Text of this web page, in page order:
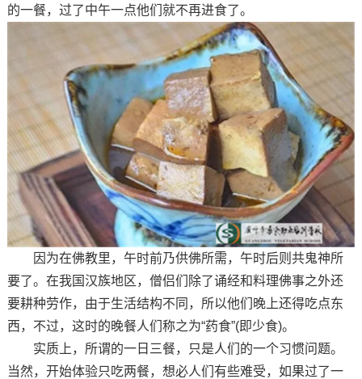
的一餐，过了中午一点他们就不再进食了。
因为在佛教里，午时前乃供佛所需，午时后则共鬼神所
要了。在我国汉族地区，僧侣们除了诵经和料理佛事之外还
要耕种劳作，由于生活结构不同，所以他们晚上还得吃点东
西，不过，这时的晚餐人们称之为“药食”(即少食)。
实质上，所谓的一日三餐，只是人们的一个习惯问题。
当然，开始体验只吃两餐，想必人们有些难受，如果过了一